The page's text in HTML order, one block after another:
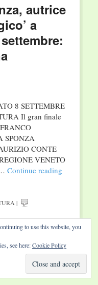
autrice
a
8 SETTEMBRE
Il gran finale
SPONZA
CONTE
VENETO
Continue reading
|
to use this website, you
see here:Cookie Policy